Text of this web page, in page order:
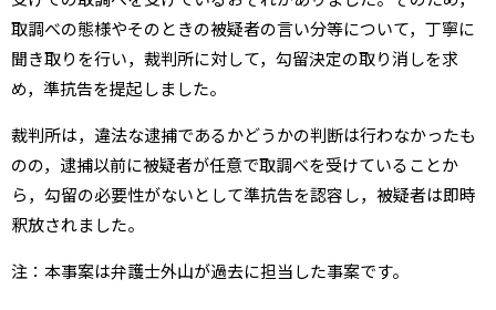
取調べの態様やそのときの被疑者の言い分等について，丁寧に
聞き取りを行い，裁判所に対して，勾留決定の取り消しを求
め，準抗告を提起しました。
裁判所は，違法な逮捕であるかどうかの判断は行わなかったも
のの，逮捕以前に被疑者が任意で取調べを受けていることか
ら，勾留の必要性がないとして準抗告を認容し，被疑者は即時
釈放されました。
注：本事案は弁護士外山が過去に担当した事案です。